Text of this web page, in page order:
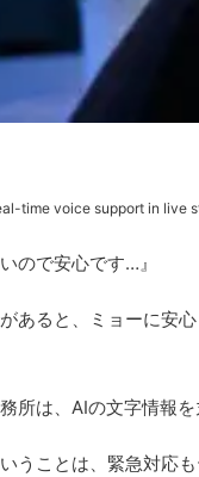
time voice support in live
ので安心です…』
あると、ミョーに安
所は、AIの文字情報
うことは、緊急対応